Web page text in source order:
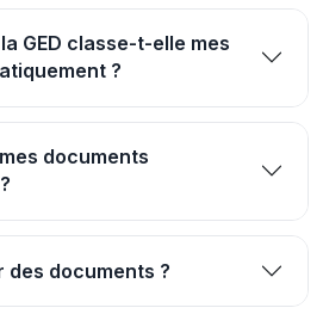
GED classe-t-elle mes
?
documents
des documents ?